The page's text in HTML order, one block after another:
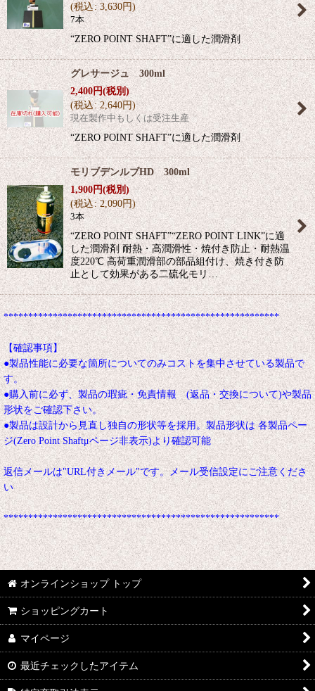
(税込: 3,630円)
7本
“ZERO POINT SHAFT”に適した潤滑剤
グレサージュ 300ml
2,400円(税別)
(税込: 2,640円)
現在製作中もしくは受注生産
“ZERO POINT SHAFT”に適した潤滑剤
モリブデンルブHD 300ml
1,900円(税別)
(税込: 2,090円)
3本
“ZERO POINT SHAFT”“ZERO POINT LINK”に適
した潤滑剤 耐熱・高潤滑性・焼付き防止・耐熱温
度220℃ 高荷重潤滑部の部品組付け、焼き付き防
止として効果がある二硫化モリ…
********************************************************
【確認事項】
●製品性能に必要な箇所についてのみコストを集中させている製品で
す。
●購入前に必ず、製品の瑕疵・免責情報 (返品・交換について)や製品
形状をご確認下さい。
●製品は設計から見直し独自の形状等を採用。製品形状は 各製品ペー
ジ(Zero Point Shaftμページ非表示)より確認可能
返信メールは"URL付きメール"です。メール受信設定にご注意くださ
い
********************************************************
オンラインショップ トップ
ショッピングカート
マイページ
最近チェックしたアイテム